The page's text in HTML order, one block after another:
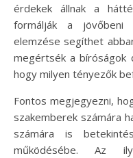
érdekek állnak a
formálják a jövőbeni
elemzése segíthet
megértsék a bíróságok
hogy milyen tényezők
Fontos megjegyezni,
szakemberek számára
számára is
működésébe. Az